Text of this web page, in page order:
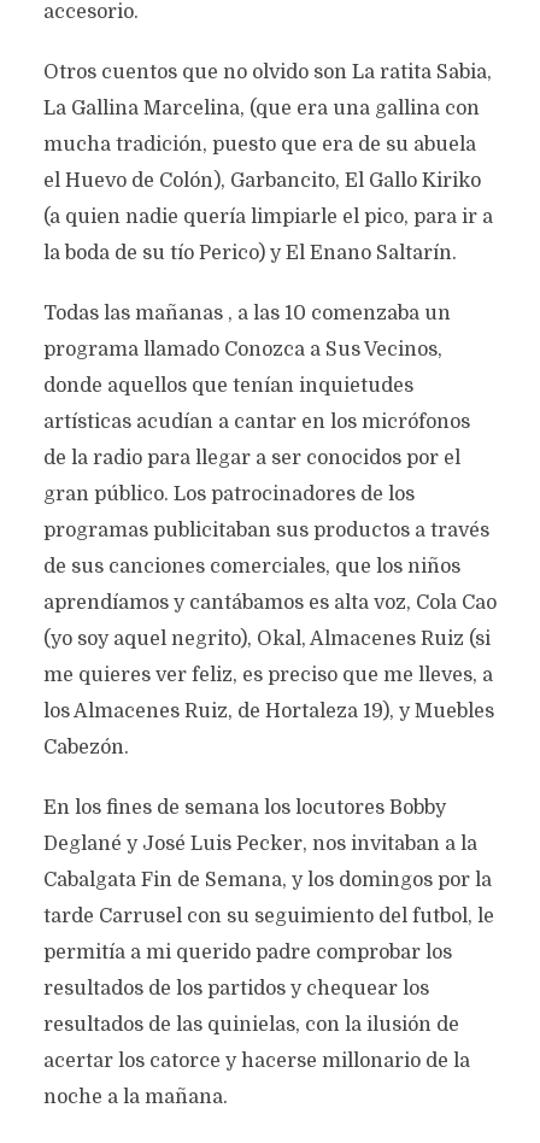
accesorio.
Otros cuentos que no olvido son La ratita Sabia,
La Gallina Marcelina, (que era una gallina con
mucha tradición, puesto que era de su abuela
el Huevo de Colón), Garbancito, El Gallo Kiriko
(a quien nadie quería limpiarle el pico, para ir a
la boda de su tío Perico) y El Enano Saltarín.
Todas las mañanas , a las 10 comenzaba un
programa llamado Conozca a Sus Vecinos,
donde aquellos que tenían inquietudes
artísticas acudían a cantar en los micrófonos
de la radio para llegar a ser conocidos por el
gran público. Los patrocinadores de los
programas publicitaban sus productos a través
de sus canciones comerciales, que los niños
aprendíamos y cantábamos es alta voz, Cola Cao
(yo soy aquel negrito), Okal, Almacenes Ruiz (si
me quieres ver feliz, es preciso que me lleves, a
los Almacenes Ruiz, de Hortaleza 19), y Muebles
Cabezón.
En los fines de semana los locutores Bobby
Deglané y José Luis Pecker, nos invitaban a la
Cabalgata Fin de Semana, y los domingos por la
tarde Carrusel con su seguimiento del futbol, le
permitía a mi querido padre comprobar los
resultados de los partidos y chequear los
resultados de las quinielas, con la ilusión de
acertar los catorce y hacerse millonario de la
noche a la mañana.